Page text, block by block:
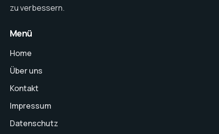
zu verbessern.
Menü
Home
Über uns
Kontakt
Impressum
Datenschutz